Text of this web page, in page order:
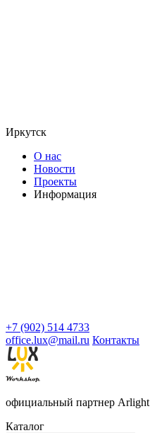
Иркутск
О нас
Новости
Проекты
Информация
+7 (902) 514 4733
office.lux@mail.ru Контакты
официальный партнер Arlight
Каталог